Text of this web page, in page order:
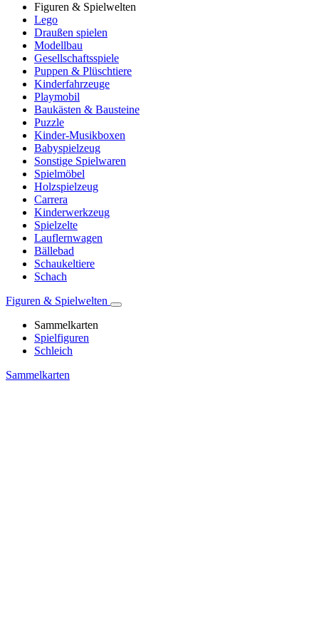
Figuren & Spielwelten
Lego
Draußen spielen
Modellbau
Gesellschaftsspiele
Puppen & Plüschtiere
Kinderfahrzeuge
Playmobil
Baukästen & Bausteine
Puzzle
Kinder-Musikboxen
Babyspielzeug
Sonstige Spielwaren
Spielmöbel
Holzspielzeug
Carrera
Kinderwerkzeug
Spielzelte
Lauflernwagen
Bällebad
Schaukeltiere
Schach
Figuren & Spielwelten
Sammelkarten
Spielfiguren
Schleich
Sammelkarten